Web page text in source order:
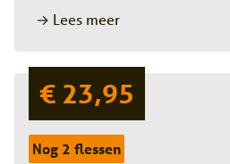
→ Lees meer
€ 23,95
Nog 2 flessen